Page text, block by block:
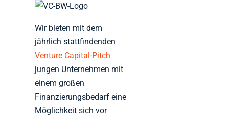
Wir bieten mit dem
jährlich stattfindenden
Venture Capital-Pitch
jungen Unternehmen mit
einem großen
Finanzierungsbedarf eine
Möglichkeit sich vor